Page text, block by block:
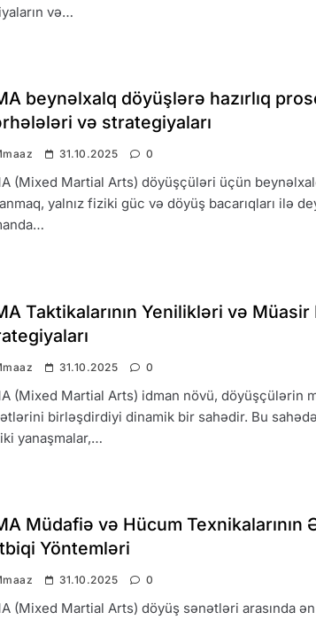
və…
beynəlxalq döyüşlərə hazırlıq
və strategiyaları
31.10.2025 0
(Mixed Martial Arts) döyüşçüləri üçün
yalnız fiziki güc və döyüş bacarıqları ilə
Taktikalarının Yenilikləri və Müasir
31.10.2025 0
(Mixed Martial Arts) idman növü, döyüşçülərin
birləşdirdiyi dinamik bir sahədir. Bu
yanaşmalar,…
Müdafiə və Hücum Texnikalarının
Yöntemləri
31.10.2025 0
(Mixed Martial Arts) döyüş sənətləri arasında